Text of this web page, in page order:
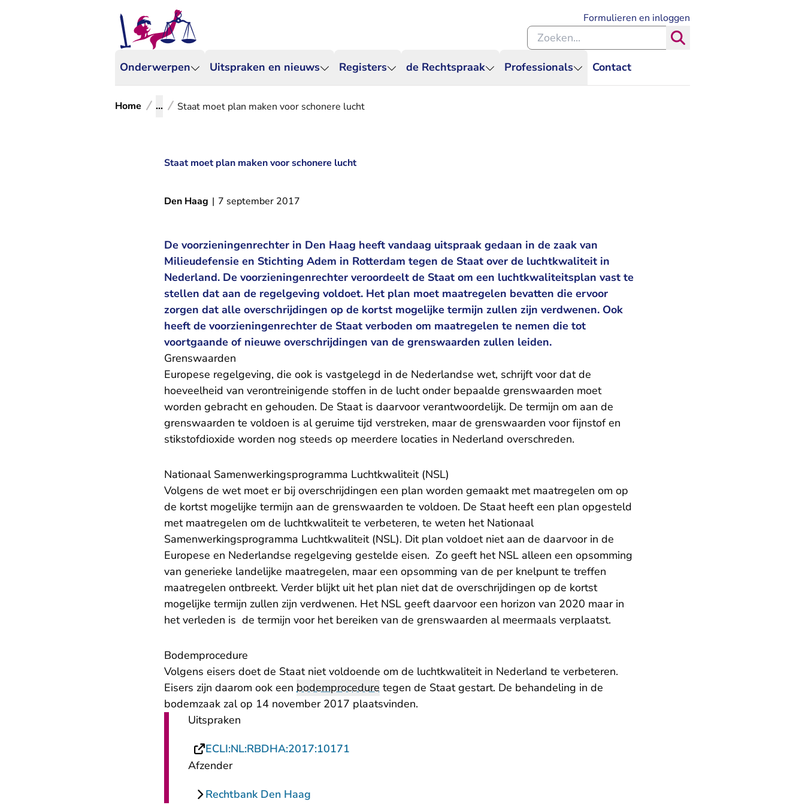
Onderwerpen Uitspraken en nieuws Registers de Rechtspraak Professionals Contact
Formulieren en inloggen
Zoeken binnen de Rechtspraak
Home ... Staat moet plan maken voor schonere lucht
Staat moet plan maken voor schonere lucht
Den Haag | 7 september 2017
De voorzieningenrechter in Den Haag heeft vandaag uitspraak gedaan in de zaak van
Milieudefensie en Stichting Adem in Rotterdam tegen de Staat over de luchtkwaliteit in
Nederland. De voorzieningenrechter veroordeelt de Staat om een luchtkwaliteitsplan vast te
stellen dat aan de regelgeving voldoet. Het plan moet maatregelen bevatten die ervoor
zorgen dat alle overschrijdingen op de kortst mogelijke termijn zullen zijn verdwenen. Ook
heeft de voorzieningenrechter de Staat verboden om maatregelen te nemen die tot
voortgaande of nieuwe overschrijdingen van de grenswaarden zullen leiden.
Grenswaarden
Europese regelgeving, die ook is vastgelegd in de Nederlandse wet, schrijft voor dat de
hoeveelheid van verontreinigende stoffen in de lucht onder bepaalde grenswaarden moet
worden gebracht en gehouden. De Staat is daarvoor verantwoordelijk. De termijn om aan de
grenswaarden te voldoen is al geruime tijd verstreken, maar de grenswaarden voor fijnstof en
stikstofdioxide worden nog steeds op meerdere locaties in Nederland overschreden.
Nationaal Samenwerkingsprogramma Luchtkwaliteit (NSL)
Volgens de wet moet er bij overschrijdingen een plan worden gemaakt met maatregelen om op
de kortst mogelijke termijn aan de grenswaarden te voldoen. De Staat heeft een plan opgesteld
met maatregelen om de luchtkwaliteit te verbeteren, te weten het Nationaal
Samenwerkingsprogramma Luchtkwaliteit (NSL). Dit plan voldoet niet aan de daarvoor in de
Europese en Nederlandse regelgeving gestelde eisen. Zo geeft het NSL alleen een opsomming
van generieke landelijke maatregelen, maar een opsomming van de per knelpunt te treffen
maatregelen ontbreekt. Verder blijkt uit het plan niet dat de overschrijdingen op de kortst
mogelijke termijn zullen zijn verdwenen. Het NSL geeft daarvoor een horizon van 2020 maar in
het verleden is de termijn voor het bereiken van de grenswaarden al meermaals verplaatst.
Bodemprocedure
Volgens eisers doet de Staat niet voldoende om de luchtkwaliteit in Nederland te verbeteren.
Eisers zijn daarom ook een bodemprocedure tegen de Staat gestart. De behandeling in de
bodemzaak zal op 14 november 2017 plaatsvinden.
Uitspraken
ECLI:NL:RBDHA:2017:10171
Afzender
Rechtbank Den Haag